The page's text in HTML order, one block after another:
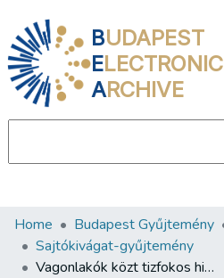
BUDAPEST
ELECTRONIC
ARCHIVE
Communities & Collections
All of DSpace
Home Budapest Gyűjtemény
Sajtókivágat-gyűjtemény
Vagonlakók közt tizfokos hidegben